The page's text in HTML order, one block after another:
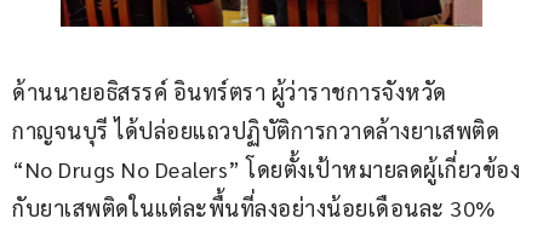
ด้านนายอธิสรรค์ อินทร์ตรา ผู้ว่าราชการจังหวัด
กาญจนบุรี ได้ปล่อยแถวปฏิบัติการกวาดล้างยาเสพติด
“No Drugs No Dealers” โดยตั้งเป้าหมายลดผู้เกี่ยวข้อง
กับยาเสพติดในแต่ละพื้นที่ลงอย่างน้อยเดือนละ 30%